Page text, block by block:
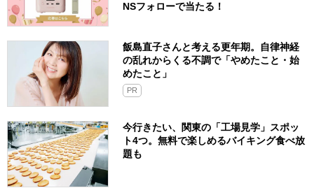
NSフォローで当たる！
飯島直子さんと考える更年期。自律神経
の乱れからくる不調で「やめたこと・始
めたこと」
PR
今行きたい、関東の「工場見学」スポッ
ト4つ。無料で楽しめるバイキング食べ放
題も